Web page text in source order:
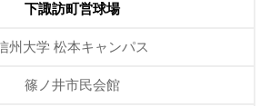
下諏訪町営球場
州大学 松本キャンパス
篠ノ井市民会館